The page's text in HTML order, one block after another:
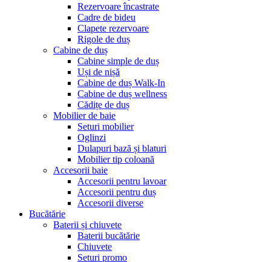
Rezervoare încastrate
Cadre de bideu
Clapete rezervoare
Rigole de duș
Cabine de duș
Cabine simple de duș
Uși de nișă
Cabine de duș Walk-In
Cabine de duș wellness
Cădițe de duș
Mobilier de baie
Seturi mobilier
Oglinzi
Dulapuri bază și blaturi
Mobilier tip coloană
Accesorii baie
Accesorii pentru lavoar
Accesorii pentru duș
Accesorii diverse
Bucătărie
Baterii și chiuvete
Baterii bucătărie
Chiuvete
Seturi promo